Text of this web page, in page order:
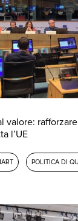
valore:
l’UE
POLITICA DI